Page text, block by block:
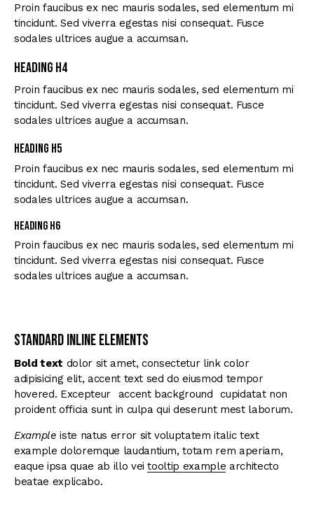
Proin faucibus ex nec mauris sodales, sed elementum mi
tincidunt. Sed viverra egestas nisi consequat. Fusce
sodales ultrices augue a accumsan.
Heading H4
Proin faucibus ex nec mauris sodales, sed elementum mi
tincidunt. Sed viverra egestas nisi consequat. Fusce
sodales ultrices augue a accumsan.
Heading H5
Proin faucibus ex nec mauris sodales, sed elementum mi
tincidunt. Sed viverra egestas nisi consequat. Fusce
sodales ultrices augue a accumsan.
Heading H6
Proin faucibus ex nec mauris sodales, sed elementum mi
tincidunt. Sed viverra egestas nisi consequat. Fusce
sodales ultrices augue a accumsan.
Standard Inline Elements
Bold text dolor sit amet, consectetur link color
adipisicing elit, accent text sed do eiusmod tempor
hovered. Excepteur
accent background
cupidatat non
proident officia sunt in culpa qui deserunt mest laborum.
Example iste natus error sit voluptatem italic text
example doloremque laudantium, totam rem aperiam,
eaque ipsa quae ab illo veitooltip example architecto
beatae explicabo.